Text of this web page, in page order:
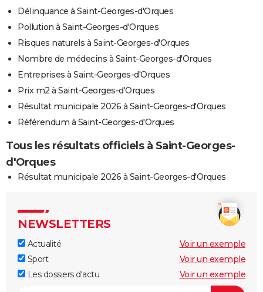
Délinquance à Saint-Georges-d'Orques
Pollution à Saint-Georges-d'Orques
Risques naturels à Saint-Georges-d'Orques
Nombre de médecins à Saint-Georges-d'Orques
Entreprises à Saint-Georges-d'Orques
Prix m2 à Saint-Georges-d'Orques
Résultat municipale 2026 à Saint-Georges-d'Orques
Référendum à Saint-Georges-d'Orques
Tous les résultats officiels à Saint-Georges-
d'Orques
Résultat municipale 2026 à Saint-Georges-d'Orques
NEWSLETTERS
Actualité
Voir un exemple
Sport
Voir un exemple
Les dossiers d'actu
Voir un exemple